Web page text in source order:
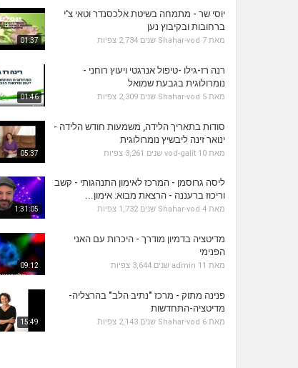
01:37
יוסי שר - מתמחה בשיטת אלכסנדר וטאי צ'י
ברחובות ובקיבוץ נען
מאת Shahar-vod 7 שנים 2,734 צפיות
01:46
רנה רז-גילו -טיפול אנרגטי ויעוץ רוחני -
נומרולוגית בגבעת שמואל
מאת Shahar-vod 5 שנים 2,309 צפיות
05:37
סודות בתאריך הלידה, משמעות חודש הלידה -
ינואר זינה ליבשיץ נומרולוגית
מאת vod-galit 10 שנים 3,261 צפיות
1:31:05
ליסה גרוסמן - המרכז לאימון התנהגותי - קשב
וריכוז ברעננה - הרצאת מבוא: אימון...
מאת Shahar-vod 4 שנים 1,732 צפיות
09:12
מדיטציה בדמיון מודרך - היכרות עם האני
הפנימי
מאת admin 11 שנים 3,644 צפיות
15:49
פנינה מתוק - מרכז "נתיב הלב" בהרצליה-
מדיטציה-התחדשות
מאת Shahar-vod 6 שנים 2,143 צפיות